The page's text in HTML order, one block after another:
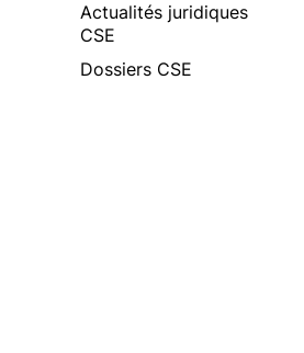
Actualités juridiques
CSE
Dossiers CSE